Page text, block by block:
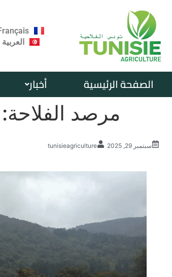
العربية
الصفحة الرئيسية أخبار
مرصد الفلاحة:
سبتمبر 29, 2025 tunisieagriculture